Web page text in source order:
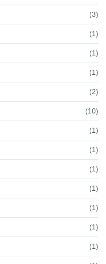
(3)
(1)
(1)
(1)
(2)
(10)
(1)
(1)
(1)
(1)
(1)
(1)
(1)